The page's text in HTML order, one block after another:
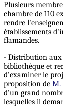
Plusieurs
chambre de 110
rendre
établissements
flamandes.
- Distribution aux
bibliothèque et
d'examiner le
proposition de M.
d'un grand
lesquelles il